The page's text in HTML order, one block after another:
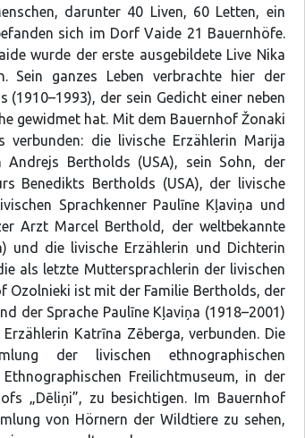
darunter 40 Liven, 60 Letten, ein
sich im Dorf Vaide 21 Bauernhöfe.
wurde der erste ausgebildete Live Nika
Sein ganzes Leben verbrachte hier der
der sein Gedicht einer neben
gewidmet hat. Mit dem Bauernhof Žonaki
die livische Erzählerin Marija
Andrejs Bertholds (USA), sein Sohn, der
Benedikts Bertholds (USA), der livische
Sprachkenner Paulīne Kļaviņa und
Arzt Marcel Berthold, der weltbekannte
und die livische Erzählerin und Dichterin
als letzte Muttersprachlerin der livischen
Ozolnieki ist mit der Familie Bertholds, der
der Sprache Paulīne Kļaviņa (1918–2001)
Katrīna Zēberga, verbunden. Die
der livischen ethnographischen
Freilichtmuseum, in der
„Dēliņi”, zu besichtigen. Im Bauernhof
von Hörnern der Wildtiere zu sehen,